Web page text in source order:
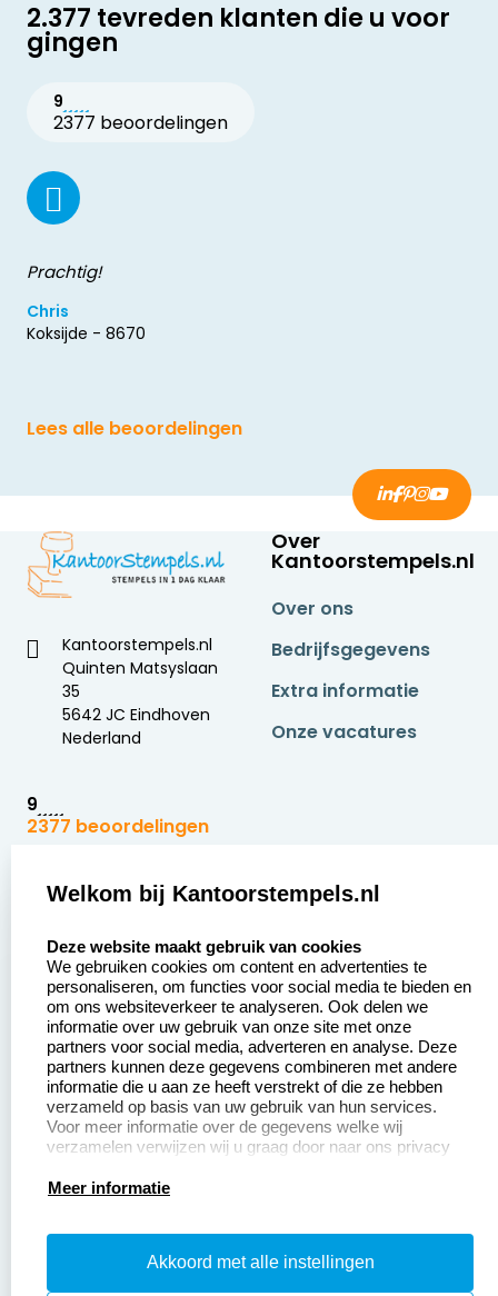
2.377 tevreden klanten die u voor
gingen
9
2377 beoordelingen
Prachtig!
Chris
Koksijde - 8670
Lees alle beoordelingen
Kantoorstempels.nl
Quinten Matsyslaan
35
5642 JC Eindhoven
Nederland
9
2377 beoordelingen
Over
Kantoorstempels.nl
Over ons
Bedrijfsgegevens
Extra informatie
Onze vacatures
Zakelijk:
Aanvraag op maat
Betaling &
Verzending
Wederverkoper
worden
Sale
Klantenservice:
Contact opnemen
Veel gestelde vragen
Retourneren
Herroepingsrecht
Productinformatie:
Instructiepagina
Welkom bij Kantoorstempels.nl
Deze website maakt gebruik van cookies
We gebruiken cookies om content en advertenties te
personaliseren, om functies voor social media te bieden en
om ons websiteverkeer te analyseren. Ook delen we
informatie over uw gebruik van onze site met onze
partners voor social media, adverteren en analyse. Deze
partners kunnen deze gegevens combineren met andere
informatie die u aan ze heeft verstrekt of die ze hebben
verzameld op basis van uw gebruik van hun services.
Voor meer informatie over de gegevens welke wij
verzamelen verwijzen wij u graag door naar ons privacy
Meer informatie
Akkoord met alle instellingen